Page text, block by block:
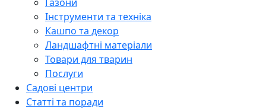
Інструменти та техніка
Кашпо та декор
Ландшафтні матеріали
Товари для тварин
Послуги
Садові центри
Статті та поради